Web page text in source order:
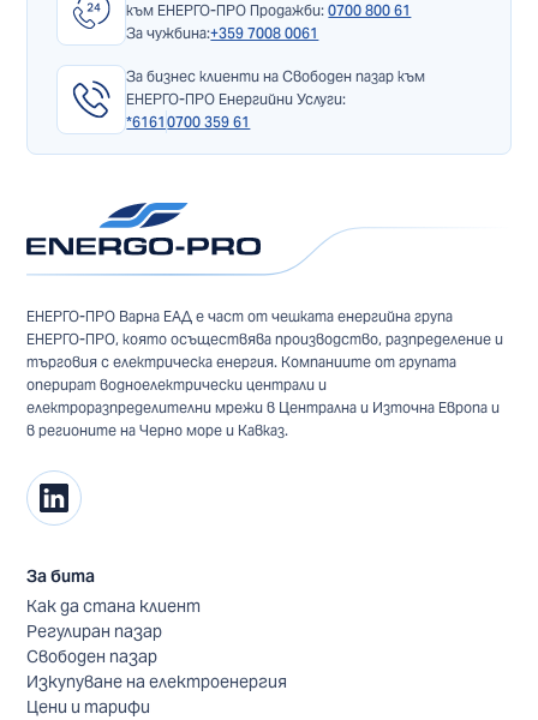
към ЕНЕРГО-ПРО Продажби:0700 800 61
За чужбина:+359 7008 0061
За бизнес клиенти на Свободен пазар към
ЕНЕРГО-ПРО Енергийни Услуги:
*6161 0700 359 61
ЕНЕРГО-ПРО Варна ЕАД е част от чешката енергийна група
ЕНЕРГО-ПРО, която осъществява производство, разпределение и
търговия с електрическа енергия. Компаниите от групата
оперират водноелектрически централи и
електроразпределителни мрежи в Централна и Източна Европа и
в регионите на Черно море и Кавказ.
За бита
Как да стана клиент
Регулиран пазар
Свободен пазар
Изкупуване на електроенергия
Цени и тарифи